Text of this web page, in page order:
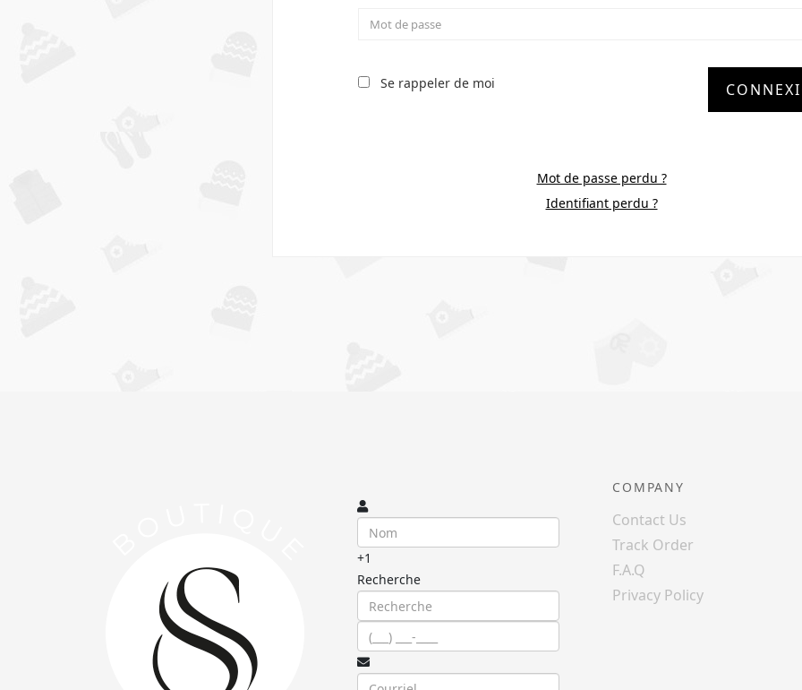
Se rappeler de moi
Mot de passe perdu ?
Identifiant perdu ?
+1
Recherche
COMPANY
Contact Us
Track Order
F.A.Q
Privacy Policy